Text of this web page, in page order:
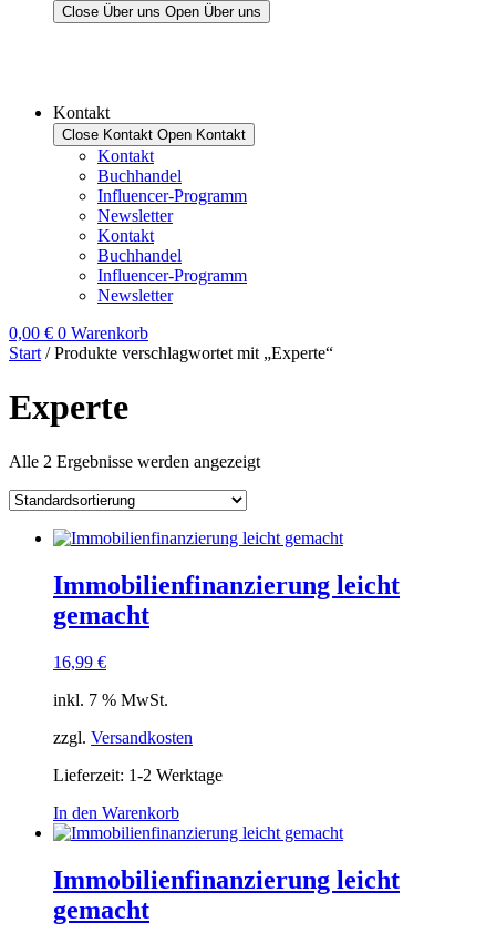
Close Über uns Open Über uns
Kontakt
Close Kontakt Open Kontakt
Kontakt
Buchhandel
Influencer-Programm
Newsletter
Kontakt
Buchhandel
Influencer-Programm
Newsletter
0,00 € 0 Warenkorb
Start / Produkte verschlagwortet mit „Experte“
Experte
Alle 2 Ergebnisse werden angezeigt
Immobilienfinanzierung leicht
gemacht
16,99 €
inkl. 7 % MwSt.
zzgl. Versandkosten
Lieferzeit: 1-2 Werktage
In den Warenkorb
Immobilienfinanzierung leicht
gemacht